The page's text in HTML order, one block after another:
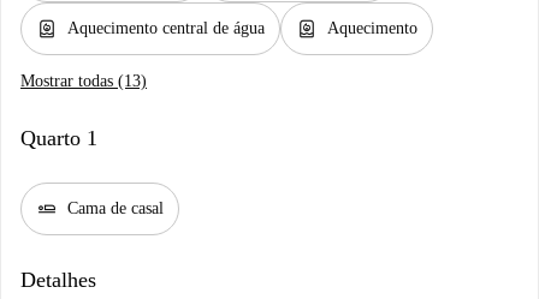
water_heater Aquecimento central de água water_heater Aquecimento
Mostrar todas (13)
Quarto 1
airline_seat_flat Cama de casal
Detalhes